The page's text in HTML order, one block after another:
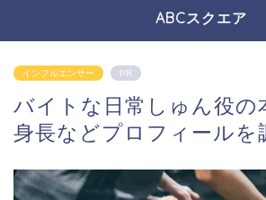
ABCスクエア
インフルエンサー PR
バイトな日常しゅん役の
身長などプロフィールを